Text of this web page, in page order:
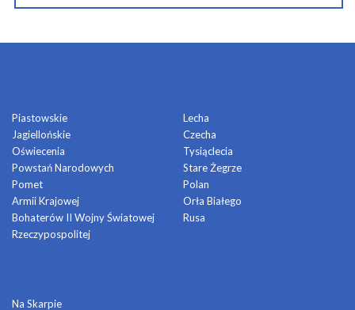
Piastowskie
Jagiellońskie
Oświecenia
Powstań Narodowych
Pomet
Armii Krajowej
Bohaterów II Wojny Światowej
Rzeczypospolitej
Lecha
Czecha
Tysiąclecia
Stare Żegrze
Polan
Orła Białego
Rusa
Na Skarpie